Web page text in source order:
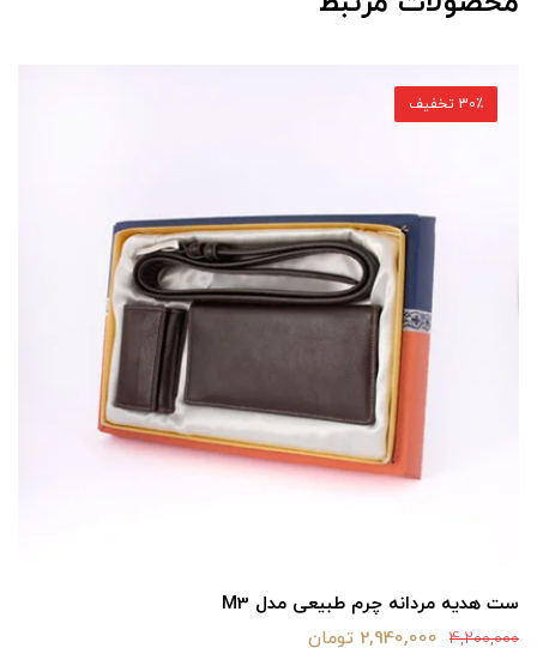
ست هدیه مردانه چرم طبیعی مدل M3
4,200,000 2,940,000 تومان
30٪ تخفیف